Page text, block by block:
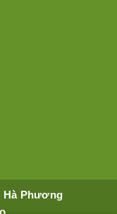
Hà Phương